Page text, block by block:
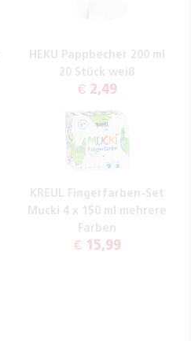
HEKU Pappbecher 200 ml
20 Stück weiß
€ 2,49
KREUL Fingerfarben-Set
Mucki 4 x 150 ml mehrere
Farben
€ 15,99